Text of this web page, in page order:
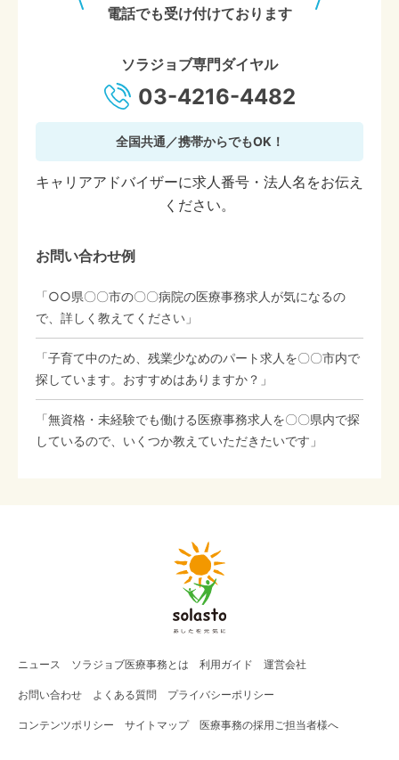
電話でも受け付けております
ソラジョブ専門ダイヤル
03-4216-4482
全国共通／携帯からでもOK！
キャリアアドバイザーに求人番号・法人名をお伝え
ください。
お問い合わせ例
「○○県〇〇市の〇〇病院の医療事務求人が気になるの
で、詳しく教えてください」
「子育て中のため、残業少なめのパート求人を〇〇市内で
探しています。おすすめはありますか？」
「無資格・未経験でも働ける医療事務求人を〇〇県内で探
しているので、いくつか教えていただきたいです」
ニュース ソラジョブ医療事務 とは 利用ガイド 運営会社
お問い合わせ よくある質問 プライバシーポリシー
コンテンツポリシー サイトマップ 医療事務の採用ご担当者様へ